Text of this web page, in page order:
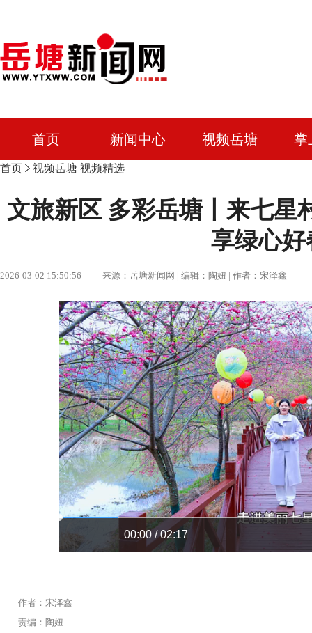
首页 新闻中心 视频岳塘 掌
首页 视频岳塘 视频精选
文旅新区 多彩岳塘丨来七星
享绿心好
2026-03-02 15:50:56 来源：岳塘新闻网 | 编辑：陶妞 | 作者：宋泽鑫
00:00 / 02:17
作者：宋泽鑫
责编：陶妞